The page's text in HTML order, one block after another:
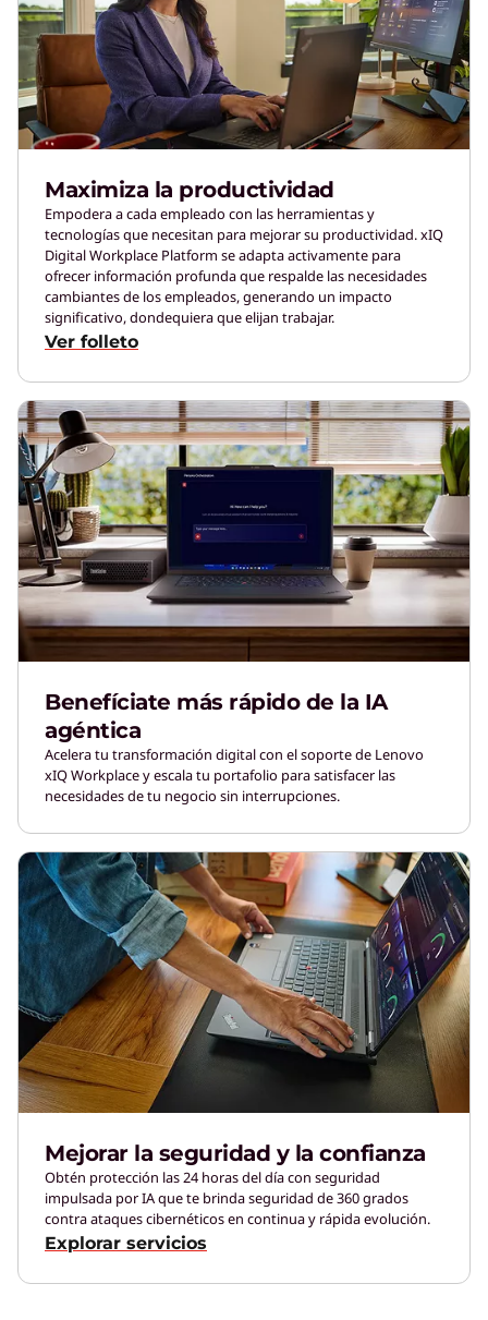
Maximiza la productividad
Empodera a cada empleado con las herramientas y
tecnologías que necesitan para mejorar su productividad. xIQ
Digital Workplace Platform se adapta activamente para
ofrecer información profunda que respalde las necesidades
cambiantes de los empleados, generando un impacto
significativo, dondequiera que elijan trabajar.
Ver folleto
Benefíciate más rápido de la IA
agéntica
Acelera tu transformación digital con el soporte de Lenovo
xIQ Workplace y escala tu portafolio para satisfacer las
necesidades de tu negocio sin interrupciones.
Mejorar la seguridad y la confianza
Obtén protección las 24 horas del día con seguridad
impulsada por IA que te brinda seguridad de 360 grados
contra ataques cibernéticos en continua y rápida evolución.
Explorar servicios